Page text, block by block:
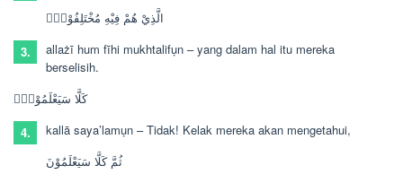
الَّذِيْ هُمْ فِيْهِ مُخْتَلِفُوْنَۗ
3.
allażī hum fīhi mukhtalifụn –yang dalam hal itu mereka
berselisih.
كَلَّا سَيَعْلَمُوْنَۙ
4.
kallā saya’lamụn –Tidak! Kelak mereka akan mengetahui,
ثُمَّ كَلَّا سَيَعْلَمُوْنَ